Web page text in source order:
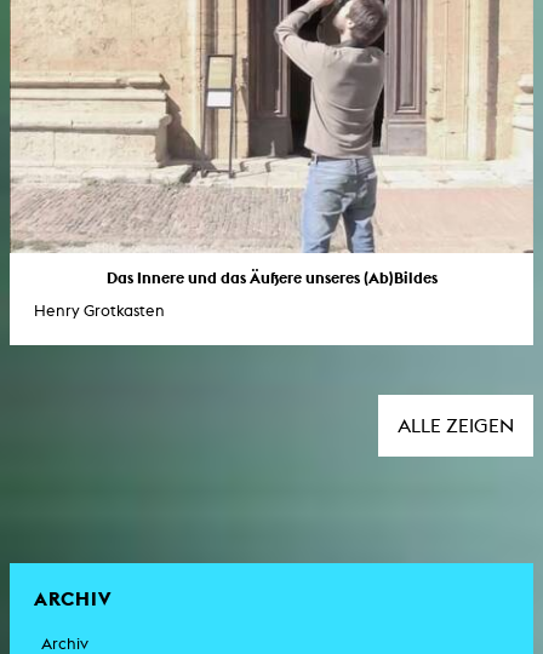
Das Innere und das Äußere unseres (Ab)Bildes
Henry Grotkasten
ALLE ZEIGEN
ARCHIV
Archiv